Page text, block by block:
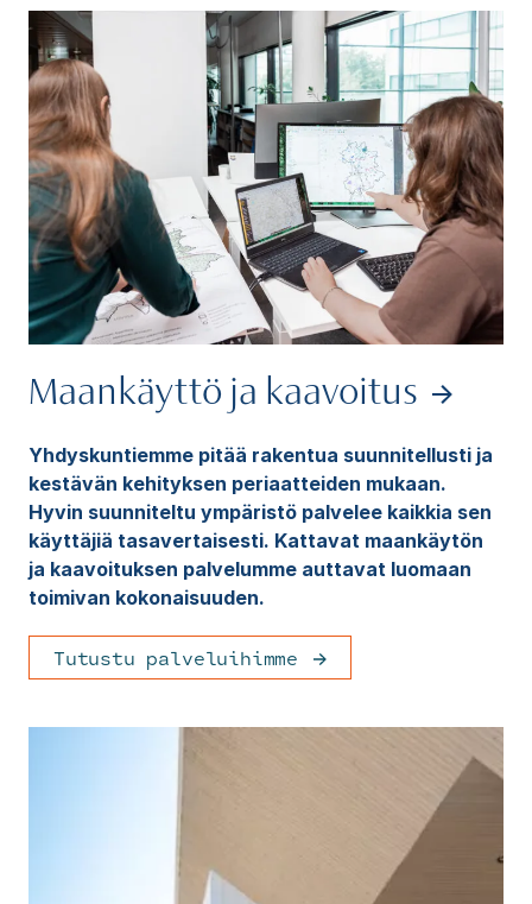
Maankäyttö ja kaavoitus
Yhdyskuntiemme pitää rakentua suunnitellusti ja
kestävän kehityksen periaatteiden mukaan.
Hyvin suunniteltu ympäristö palvelee kaikkia sen
käyttäjiä tasavertaisesti. Kattavat maankäytön
ja kaavoituksen palvelumme auttavat luomaan
toimivan kokonaisuuden.
Tutustu palveluihimme